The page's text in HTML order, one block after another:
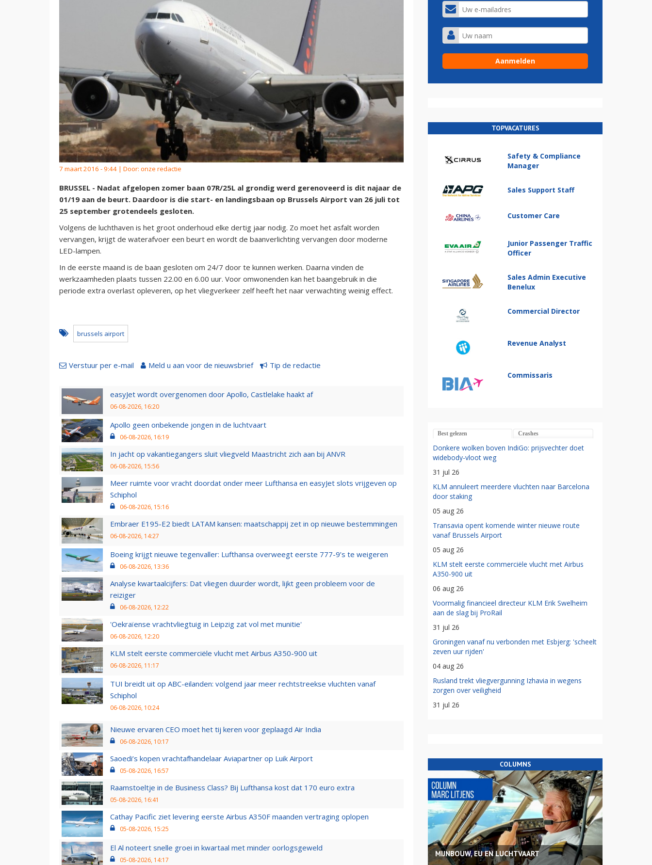
7 maart 2016 - 9:44 | Door: onze redactie
BRUSSEL - Nadat afgelopen zomer baan 07R/25L al grondig werd gerenoveerd is dit najaar de
01/19 aan de beurt. Daardoor is die start- en landingsbaan op Brussels Airport van 26 juli tot
25 september grotendeels gesloten.
Volgens de luchthaven is het groot onderhoud elke dertig jaar nodig. Zo moet het asfalt worden
vervangen, krijgt de waterafvoer een beurt en wordt de baanverlichting vervangen door moderne
LED-lampen.
In de eerste maand is de baan gesloten om 24/7 door te kunnen werken. Daarna vinden de
werkzaamheden plaats tussen 22.00 en 6.00 uur. Voor omwonenden kan het baangebruik in die
periode extra overlast opleveren, op het vliegverkeer zelf heeft het naar verwachting weinig effect.
brussels airport
Verstuur per e-mail Meld u aan voor de nieuwsbrief Tip de redactie
easyJet wordt overgenomen door Apollo, Castlelake haakt af
06-08-2026, 16:20
Apollo geen onbekende jongen in de luchtvaart
06-08-2026, 16:19
In jacht op vakantiegangers sluit vliegveld Maastricht zich aan bij ANVR
06-08-2026, 15:56
Meer ruimte voor vracht doordat onder meer Lufthansa en easyJet slots vrijgeven op
Schiphol
06-08-2026, 15:16
Embraer E195-E2 biedt LATAM kansen: maatschappij zet in op nieuwe bestemmingen
06-08-2026, 14:27
Boeing krijgt nieuwe tegenvaller: Lufthansa overweegt eerste 777-9’s te weigeren
06-08-2026, 13:36
Analyse kwartaalcijfers: Dat vliegen duurder wordt, lijkt geen probleem voor de
reiziger
06-08-2026, 12:22
'Oekraïense vrachtvliegtuig in Leipzig zat vol met munitie'
06-08-2026, 12:20
KLM stelt eerste commerciële vlucht met Airbus A350-900 uit
06-08-2026, 11:17
TUI breidt uit op ABC-eilanden: volgend jaar meer rechtstreekse vluchten vanaf
Schiphol
06-08-2026, 10:24
Nieuwe ervaren CEO moet het tij keren voor geplaagd Air India
06-08-2026, 10:17
Saoedi’s kopen vrachtafhandelaar Aviapartner op Luik Airport
05-08-2026, 16:57
Raamstoeltje in de Business Class? Bij Lufthansa kost dat 170 euro extra
05-08-2026, 16:41
Cathay Pacific ziet levering eerste Airbus A350F maanden vertraging oplopen
05-08-2026, 15:25
El Al noteert snelle groei in kwartaal met minder oorlogsgeweld
05-08-2026, 14:17
TOPVACATURES
Safety & Compliance
Manager
Sales Support Staff
Customer Care
Junior Passenger Traffic
Officer
Sales Admin Executive
Benelux
Commercial Director
Revenue Analyst
Commissaris
Best gelezen Crashes
Donkere wolken boven IndiGo: prijsvechter doet
widebody-vloot weg
31 jul 26
KLM annuleert meerdere vluchten naar Barcelona
door staking
05 aug 26
Transavia opent komende winter nieuwe route
vanaf Brussels Airport
05 aug 26
KLM stelt eerste commerciële vlucht met Airbus
A350-900 uit
06 aug 26
Voormalig financieel directeur KLM Erik Swelheim
aan de slag bij ProRail
31 jul 26
Groningen vanaf nu verbonden met Esbjerg: 'scheelt
zeven uur rijden'
04 aug 26
Rusland trekt vliegvergunning Izhavia in wegens
zorgen over veiligheid
31 jul 26
COLUMNS
MIJNBOUW, EU EN LUCHTVAART